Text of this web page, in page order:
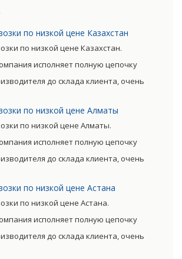
дороже, чем доставка морем
по низкой цене Казахстан
по низкой цене Казахстан.
исполняет полную цепочку
до склада клиента, очень
транспортные затраты,
уровень итоговой цены товара.
по низкой цене Алматы
по низкой цене Алматы.
исполняет полную цепочку
до склада клиента, очень
транспортные затраты,
уровень итоговой цены товара.
по низкой цене Астана
по низкой цене Астана.
исполняет полную цепочку
до склада клиента, очень